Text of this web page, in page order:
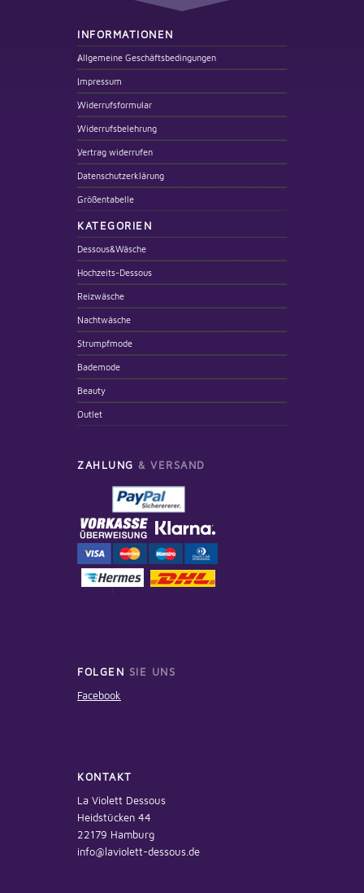
INFORMATIONEN
Allgemeine Geschäftsbedingungen
Impressum
Widerrufsformular
Widerrufsbelehrung
Vertrag widerrufen
Datenschutzerklärung
Größentabelle
KATEGORIEN
Dessous&Wäsche
Hochzeits-Dessous
Reizwäsche
Nachtwäsche
Strumpfmode
Bademode
Beauty
Outlet
ZAHLUNG & VERSAND
FOLGEN SIE UNS
Facebook
KONTAKT
La Violett Dessous
Heidstücken 44
22179 Hamburg
info@laviolett-dessous.de